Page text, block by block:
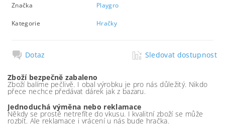
Značka Playgro
Kategorie Hračky
Dotaz Sledovat dostupnost
Zboží bezpečně zabaleno
Zboží balíme pečlivě. I obal výrobku je pro nás důležitý. Nikdo
přece nechce předávat dárek jak z bazaru.
Jednoduchá výměna nebo reklamace
Někdy se prostě netrefíte do vkusu. I kvalitní zboží se může
rozbít. Ale reklamace i vrácení u nás bude hračka.